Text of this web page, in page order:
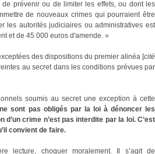
prévenir ou de limiter les effets, ou dont les
de nouveaux crimes qui pourraient être
les autorités judiciaires ou administratives est
et de 45 000 euros d'amende. »
des dispositions du premier alinéa [cité
au secret dans les conditions prévues par
soumis au secret une exception à cette
sont pas obligés par la loi à dénoncer les
crime n’est pas interdite par la loi. C’est
convient de faire.
lecture, choquer moralement. Il s’agit de